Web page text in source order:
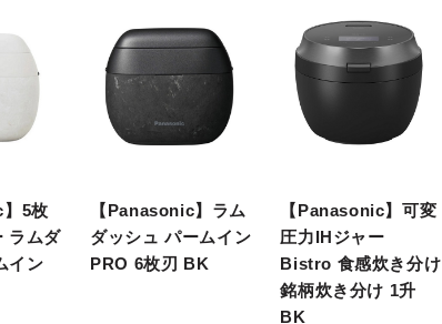
】5枚
ラムダ
イン
【Panasonic】ラム
ダッシュ パームイン
PRO 6枚刃 BK
【Panasonic】可変
圧力IHジャー
Bistro 食感炊き分け
銘柄炊き分け 1升
BK